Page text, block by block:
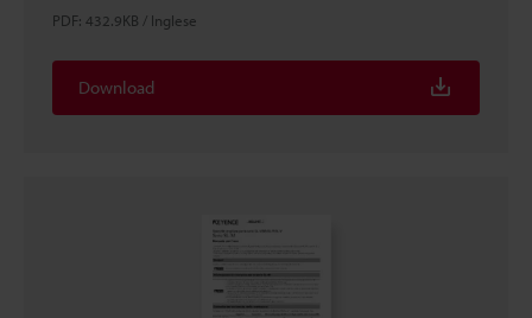
PDF: 432.9KB / Inglese
Download